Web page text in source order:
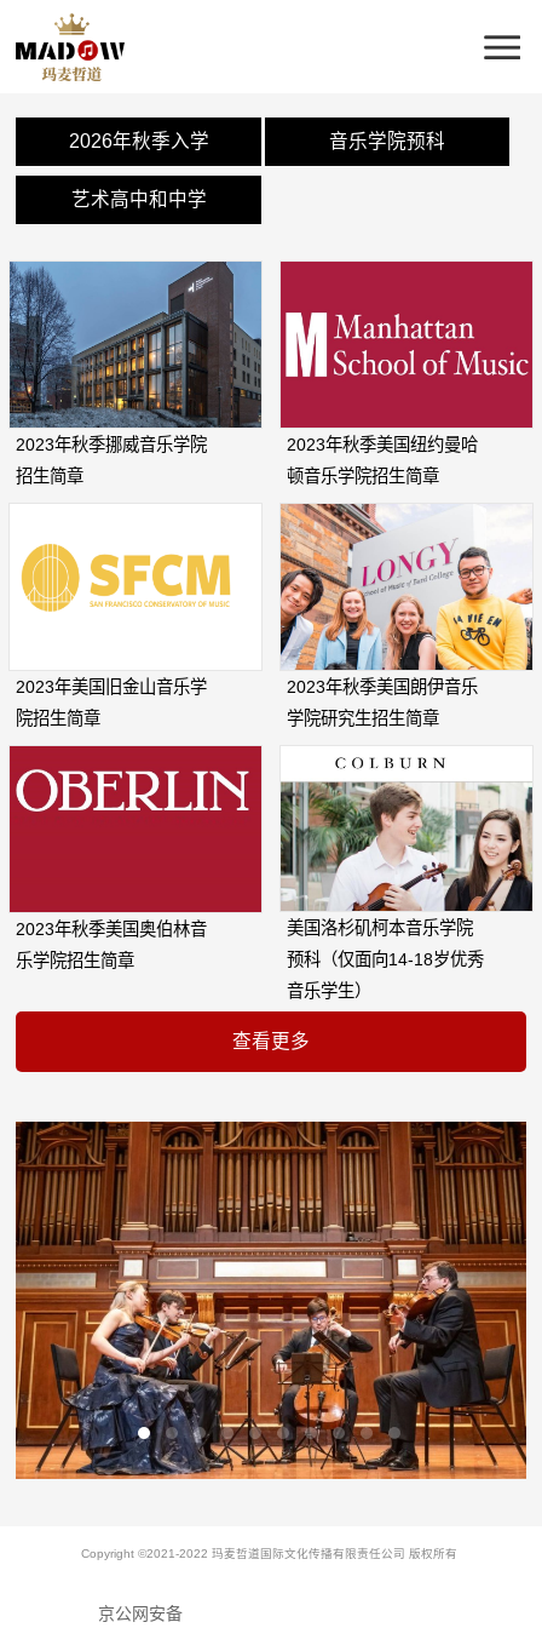
2026年秋季入学 音乐学院预科
艺术高中和中学
2023年秋季挪威音乐学院
招生简章
2023年秋季美国纽约曼哈
顿音乐学院招生简章
2023年美国旧金山音乐学
院招生简章
2023年秋季美国朗伊音乐
学院研究生招生简章
2023年秋季美国奥伯林音
乐学院招生简章
美国洛杉矶柯本音乐学院
预科（仅面向14-18岁优秀
音乐学生）
Copyright ©2021-2022 玛麦哲道国际文化传播有限责任公司 版权所有
京公网安备